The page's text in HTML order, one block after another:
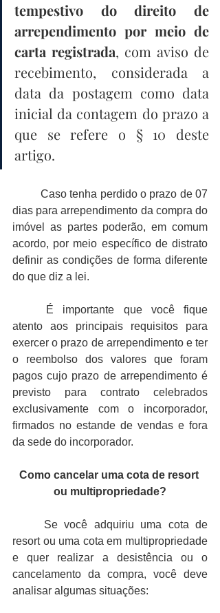
tempestivo do direito de
arrependimento por meio de
carta registrada, com aviso de
recebimento, considerada a
data da postagem como data
inicial da contagem do prazo a
que se refere o § 10 deste
artigo.
Caso tenha perdido o prazo de 07
dias para arrependimento da compra do
imóvel as partes poderão, em comum
acordo, por meio específico de distrato
definir as condições de forma diferente
do que diz a lei.
É importante que você fique
atento aos principais requisitos para
exercer o prazo de arrependimento e ter
o reembolso dos valores que foram
pagos cujo prazo de arrependimento é
previsto para contrato celebrados
exclusivamente com o incorporador,
firmados no estande de vendas e fora
da sede do incorporador.
Como cancelar uma cota de resort
ou multipropriedade?
Se você adquiriu uma cota de
resort ou uma cota em multipropriedade
e quer realizar a desistência ou o
cancelamento da compra, você deve
analisar algumas situações: